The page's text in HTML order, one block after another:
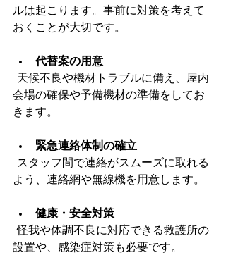
ルは起こります。事前に対策を考えて
おくことが大切です。
代替案の用意
会場の確保や予備機材の準備をしてお
きます。
緊急連絡体制の確立
よう、連絡網や無線機を用意します。
健康・安全対策
  怪我や体調不良に対応できる救護所の
設置や、感染症対策も必要です。